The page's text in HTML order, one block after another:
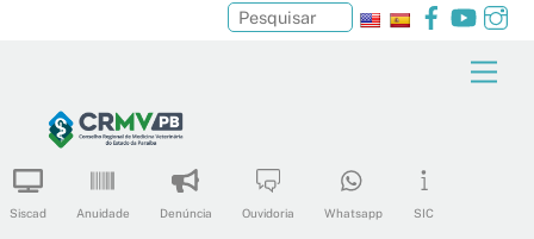
content
Facebook
Siscad Anuidade Denúncia Ouvidoria Whatsapp SIC
Pesquisar